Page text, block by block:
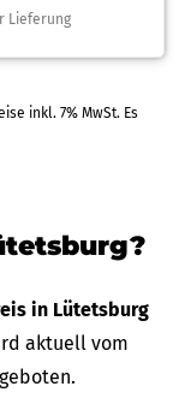
Lieferung
MwSt. Es
in Lütetsburg
aktuell vom